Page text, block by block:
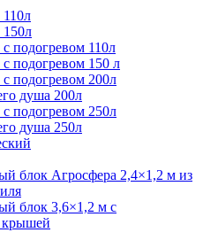
150л
подогревом 110л
подогревом 150 л
подогревом 200л
душа 200л
подогревом 250л
душа 250л
блок Агросфера 2,4×1,2 м из
блок 3,6×1,2 м с
крышей